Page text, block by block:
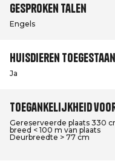
Gesproken talen
Engels
Huisdieren toegestaan
Ja
Toegankelijkheid
Gereserveerde plaats 330
breed < 100 m van plaats
Deurbreedte > 77 cm